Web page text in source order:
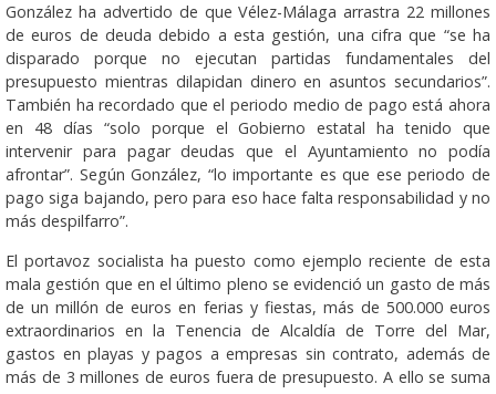
González ha advertido de que Vélez-Málaga arrastra 22 millones
de euros de deuda debido a esta gestión, una cifra que “se ha
disparado porque no ejecutan partidas fundamentales del
presupuesto mientras dilapidan dinero en asuntos secundarios”.
También ha recordado que el periodo medio de pago está ahora
en 48 días “solo porque el Gobierno estatal ha tenido que
intervenir para pagar deudas que el Ayuntamiento no podía
afrontar”. Según González, “lo importante es que ese periodo de
pago siga bajando, pero para eso hace falta responsabilidad y no
más despilfarro”.
El portavoz socialista ha puesto como ejemplo reciente de esta
mala gestión que en el último pleno se evidenció un gasto de más
de un millón de euros en ferias y fiestas, más de 500.000 euros
extraordinarios en la Tenencia de Alcaldía de Torre del Mar,
gastos en playas y pagos a empresas sin contrato, además de
más de 3 millones de euros fuera de presupuesto. A ello se suma